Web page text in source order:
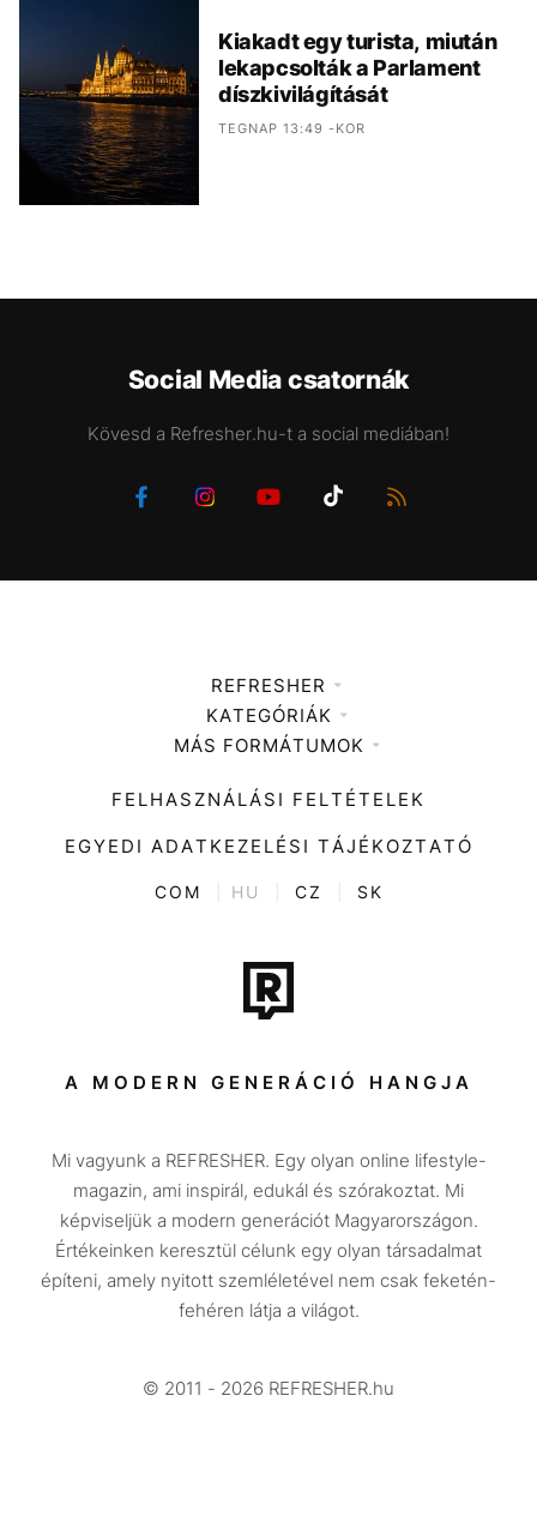
Kiakadt egy turista, miután
lekapcsolták a Parlament
díszkivilágítását
TEGNAP 13:49 -KOR
Social Media csatornák
Kövesd a Refresher.hu-t a social mediában!
REFRESHER
Médiaajánlat
KATEGÓRIÁK
Zene
Divat
Kultúra
ENTR
Tech-Tudomány
Sport
Társadalom
Utazás
Életmód
Design
Beszélgetések
Videó
MÁS FORMÁTUMOK
FELHASZNÁLÁSI FELTÉTELEK
EGYEDI ADATKEZELÉSI TÁJÉKOZTATÓ
COM HU CZ SK
A MODERN GENERÁCIÓ HANGJA
Mi vagyunk a REFRESHER. Egy olyan online lifestyle-
magazin, ami inspirál, edukál és szórakoztat. Mi
képviseljük a modern generációt Magyarországon.
Értékeinken keresztül célunk egy olyan társadalmat
építeni, amely nyitott szemléletével nem csak feketén-
fehéren látja a világot.
© 2011 - 2026 REFRESHER.hu